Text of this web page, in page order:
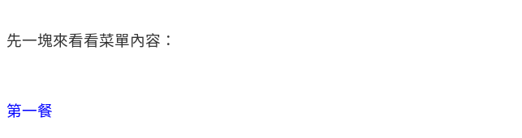
先一塊來看看菜單內容：
第一餐